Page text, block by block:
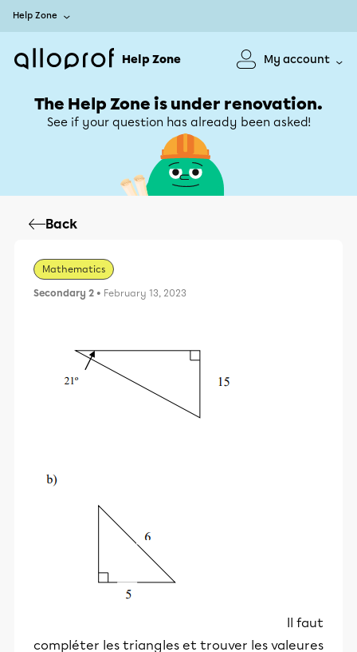
Help Zone
Help Zone My account
The Help Zone is under renovation.
See if your question has already been asked!
Back
Mathematics
Secondary 2 • February 13, 2023
Il faut
compléter les triangles et trouver les valeures